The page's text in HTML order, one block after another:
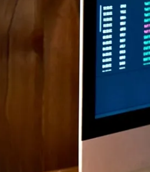
para você